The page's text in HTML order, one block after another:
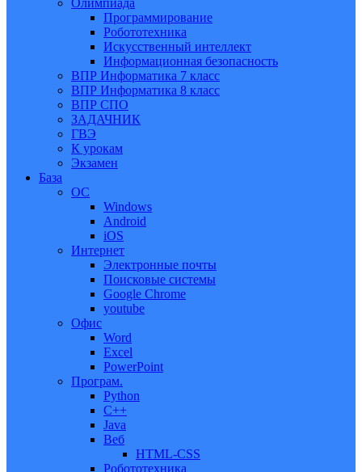
Олимпиада
Программирование
Робототехника
Искусственный интеллект
Информационная безопасность
ВПР Информатика 7 класс
ВПР Информатика 8 класс
ВПР СПО
ЗАДАЧНИК
ГВЭ
К урокам
Экзамен
База
ОС
Windows
Android
iOS
Интернет
Электронные почты
Поисковые системы
Google Chrome
youtube
Офис
Word
Excel
PowerPoint
Програм.
Python
C++
Java
Веб
HTML-CSS
Робототехника